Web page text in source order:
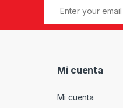
Mi cuenta
Mi cuenta